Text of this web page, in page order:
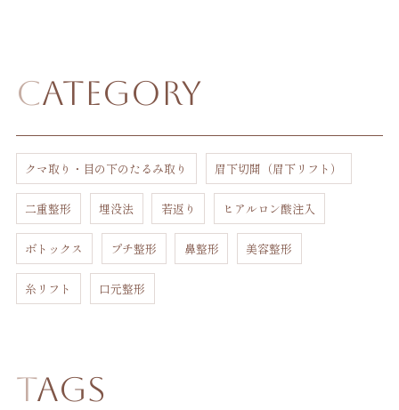
Category
クマ取り・目の下のたるみ取り 眉下切開（眉下リフト）
二重整形 埋没法 若返り ヒアルロン酸注入
ボトックス プチ整形 鼻整形 美容整形
糸リフト 口元整形
Tags